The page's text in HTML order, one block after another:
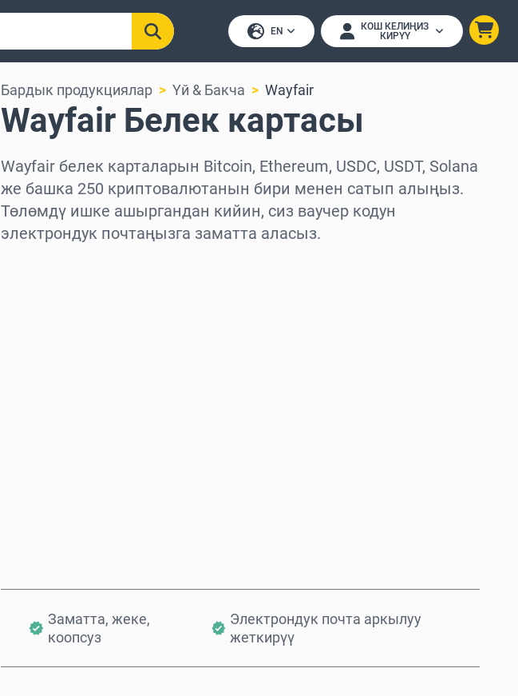
EN
КОШ КЕЛИҢИЗ
КИРҮҮ
Бардык продукциялар Үй & Бакча Wayfair
Wayfair Белек картасы
Wayfair белек карталарын Bitcoin, Ethereum, USDC, USDT, Solana
же башка 250 криптовалютанын бири менен сатып алыңыз.
Төлөмдү ишке ашыргандан кийин, сиз ваучер кодун
электрондук почтаңызга заматта аласыз.
Заматта, жеке,
коопсуз
Электрондук почта аркылуу
жеткирүү